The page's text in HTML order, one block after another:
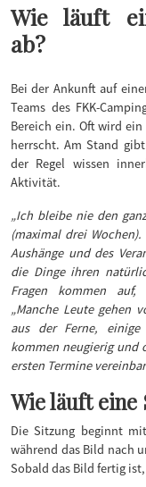
Wie läuft
ab?
Bei der Ankunft auf
Teams des FKK-
Bereich ein. Oft wird
herrscht. Am Stand
der Regel wissen
Aktivität.
„Ich bleibe nie den
(maximal drei
Aushänge und des
die Dinge ihren
Fragen kommen auf,
„Manche Leute gehen
aus der Ferne,
kommen neugierig und
ersten Termine
Wie läuft eine
Die Sitzung beginnt
während das Bild nach
Sobald das Bild fertig